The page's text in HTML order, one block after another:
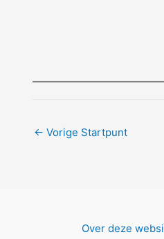
← Vorige Startpunt
Over deze